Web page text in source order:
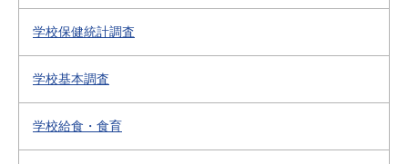
学校保健統計調査
学校基本調査
学校給食・食育